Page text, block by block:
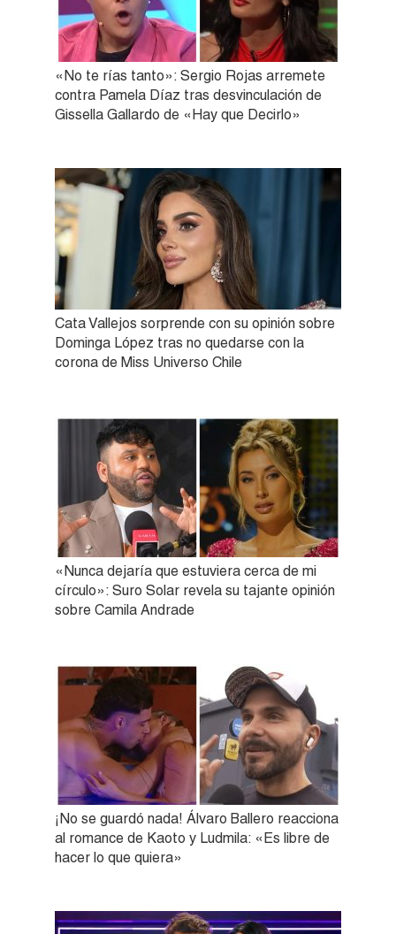
«No te rías tanto»: Sergio Rojas arremete
contra Pamela Díaz tras desvinculación de
Gissella Gallardo de «Hay que Decirlo»
Cata Vallejos sorprende con su opinión sobre
Dominga López tras no quedarse con la
corona de Miss Universo Chile
«Nunca dejaría que estuviera cerca de mi
círculo»: Suro Solar revela su tajante opinión
sobre Camila Andrade
¡No se guardó nada! Álvaro Ballero reacciona
al romance de Kaoto y Ludmila: «Es libre de
hacer lo que quiera»